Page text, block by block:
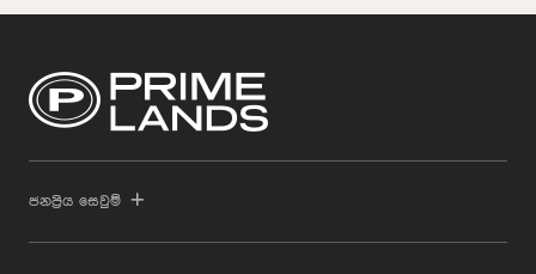
ජනප්‍රිය සෙවුම්